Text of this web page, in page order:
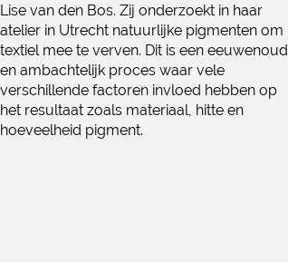
Lise van den Bos. Zij onderzoekt in haar
atelier in Utrecht natuurlijke pigmenten om
textiel mee te verven. Dit is een eeuwenoud
en ambachtelijk proces waar vele
verschillende factoren invloed hebben op
het resultaat zoals materiaal, hitte en
hoeveelheid pigment.